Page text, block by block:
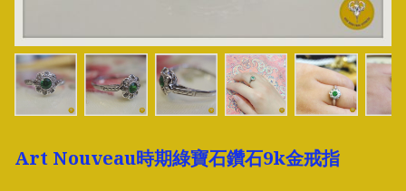
Art Nouveau時期綠寶石鑽石9k金戒指